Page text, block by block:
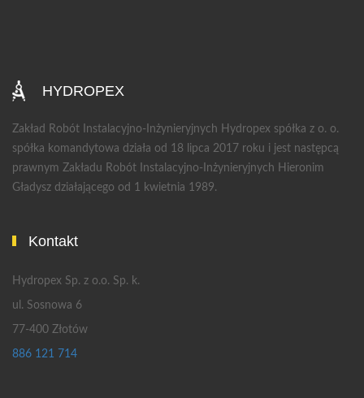
HYDROPEX
Zakład Robót Instalacyjno-Inżynieryjnych Hydropex spółka z o. o.
spółka komandytowa działa od 18 lipca 2017 roku i jest następcą
prawnym Zakładu Robót Instalacyjno-Inżynieryjnych Hieronim
Gładysz działającego od 1 kwietnia 1989.
Kontakt
Hydropex Sp. z o.o. Sp. k.
ul. Sosnowa 6
77-400 Złotów
886 121 714